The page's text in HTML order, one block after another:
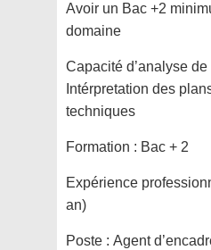
Avoir un Bac +2
domaine
Capacité d’analyse
Intérpretation des
techniques
Formation : Bac + 2
Expérience
an)
Poste : Agent